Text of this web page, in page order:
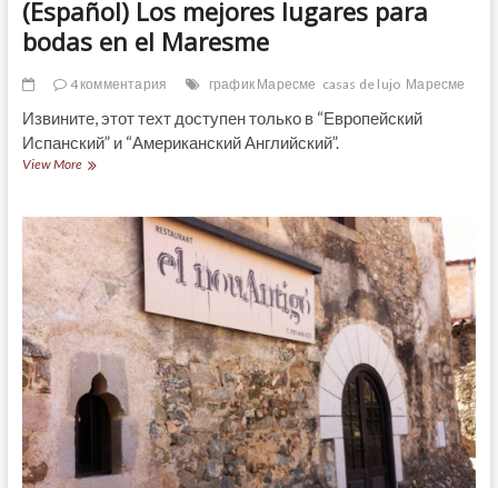
(Español) Los mejores lugares para
bodas en el Maresme
4 комментария график Маресме casas de lujo Маресме
Извините, этот техт доступен только в “Европейский
Испанский” и “Американский Английский”.
View More(Español)
lugares
para
bodas
en
el
Maresme